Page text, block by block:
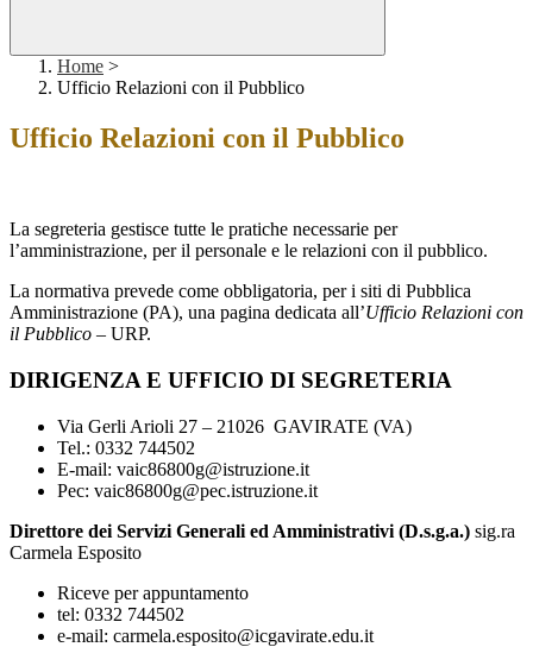
Home >
Ufficio Relazioni con il Pubblico
Ufficio Relazioni con il Pubblico
La segreteria gestisce tutte le pratiche necessarie per
l’amministrazione, per il personale e le relazioni con il pubblico.
La normativa prevede come obbligatoria, per i siti di Pubblica
Amministrazione (PA), una pagina dedicata all’Ufficio Relazioni con
il Pubblico – URP.
DIRIGENZA E UFFICIO DI SEGRETERIA
Via Gerli Arioli 27 – 21026 GAVIRATE (VA)
Tel.: 0332 744502
E-mail: vaic86800g@istruzione.it
Pec: vaic86800g@pec.istruzione.it
Direttore dei Servizi Generali ed Amministrativi (D.s.g.a.) sig.ra
Carmela Esposito
Riceve per appuntamento
tel: 0332 744502
e-mail: carmela.esposito@icgavirate.edu.it